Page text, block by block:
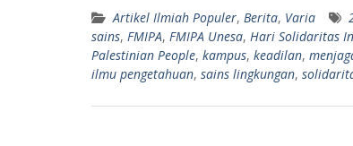
p
p
a
m
Artikel Ilmiah Populer, Berita, Varia
sains, FMIPA, FMIPA Unesa, Hari Solidaritas
Palestinian People, kampus, keadilan,
ilmu pengetahuan, sains lingkungan,